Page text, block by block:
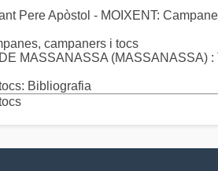
Pere Apòstol - MOIXENT:
campaners i tocs
MASSANASSA (MASSANASSA) :
Bibliografia